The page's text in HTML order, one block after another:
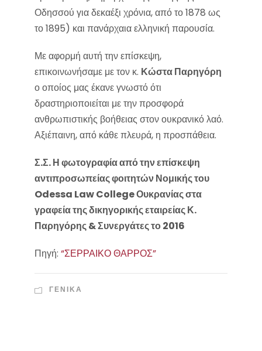
Οδησσού για δεκαέξι χρόνια, από το 1878 ως
το 1895) και πανάρχαια ελληνική παρουσία.
Με αφορμή αυτή την επίσκεψη,
επικοινωνήσαμε με τον κ. Κώστα Παρηγόρη
ο οποίος μας έκανε γνωστό ότι
δραστηριοποιείται με την προσφορά
ανθρωπιστικής βοήθειας στον ουκρανικό λαό.
Αξιέπαινη, από κάθε πλευρά, η προσπάθεια.
Σ.Σ. Η φωτογραφία από την επίσκεψη
αντιπροσωπείας φοιτητών Νομικής του
Odessa Law College Ουκρανίας στα
γραφεία της δικηγορικής εταιρείας Κ.
Παρηγόρης & Συνεργάτες το 2016
Πηγή: “ΣΕΡΡΑΙΚΟ ΘΑΡΡΟΣ”
ΓΕΝΙΚΑ